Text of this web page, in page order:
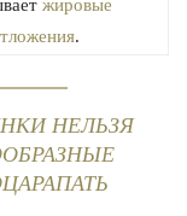
жировые
.
НЕЛЬЗЯ